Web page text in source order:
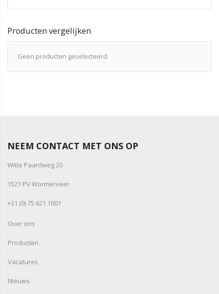
Producten vergelijken
Geen producten geselecteerd.
NEEM CONTACT MET ONS OP
Witte Paardweg 20
1521 PV Wormerveer
+31 (0) 75 621 1001
Over ons
Producten
Vacatures
Nieuws